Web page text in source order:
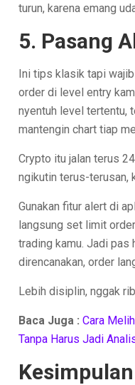
turun, karena emang
5. Pasang
Ini tips klasik tapi
order di level entry
nyentuh level tertentu,
mantengin chart tiap
Crypto itu jalan terus
ngikutin terus-terusan,
Gunakan fitur alert di
langsung set limit
trading kamu. Jadi pas
direncanakan, order
Lebih disiplin, nggak
Baca Juga :Cara
Tanpa Harus Jadi
Kesimpulan